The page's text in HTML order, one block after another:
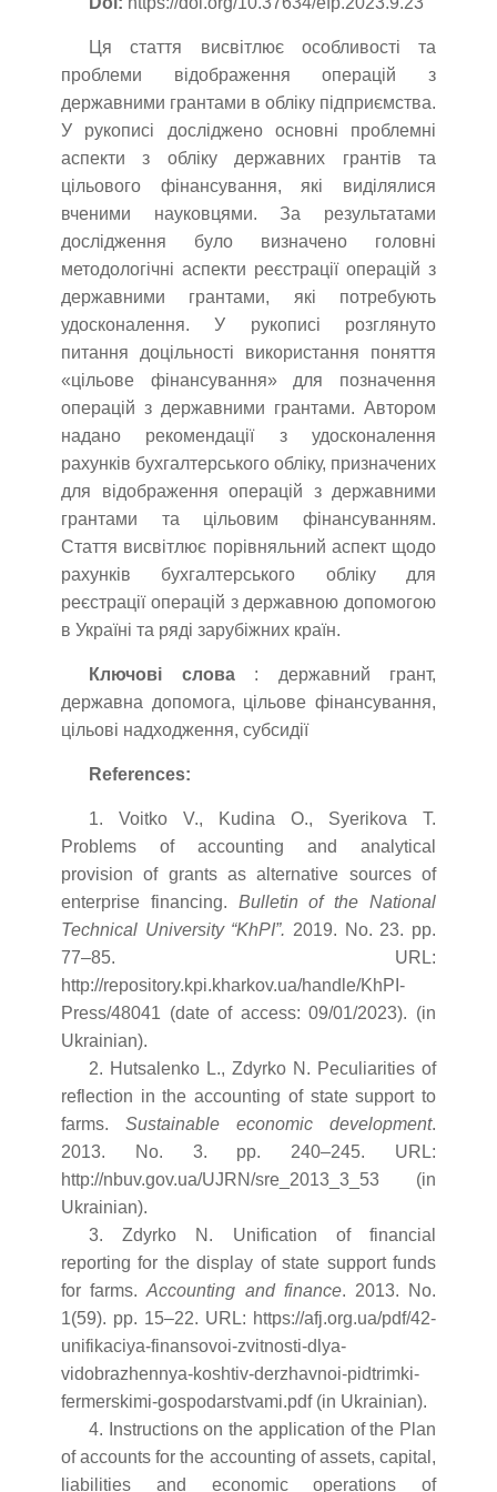
Ця стаття висвітлює особливості та
проблеми відображення операцій з
державними грантами в обліку підприємства.
У рукописі досліджено основні проблемні
аспекти з обліку державних грантів та
цільового фінансування, які виділялися
вченими науковцями. За результатами
дослідження було визначено головні
методологічні аспекти реєстрації операцій з
державними грантами, які потребують
удосконалення. У рукописі розглянуто
питання доцільності використання поняття
«цільове фінансування» для позначення
операцій з державними грантами. Автором
надано рекомендації з удосконалення
рахунків бухгалтерського обліку, призначених
для відображення операцій з державними
грантами та цільовим фінансуванням.
Стаття висвітлює порівняльний аспект щодо
рахунків бухгалтерського обліку для
реєстрації операцій з державною допомогою
в Україні та ряді зарубіжних країн.
Ключові слова: державний грант,
державна допомога, цільове фінансування,
цільові надходження, субсидії
References:
1. Voitko V., Kudina O., Syerikova T.
Problems of accounting and analytical
provision of grants as alternative sources of
enterprise financing. Bulletin of the National
Technical University “KhPI”. 2019. No. 23. pp.
77–85. URL:
http://repository.kpi.kharkov.ua/handle/KhPI-
Press/48041 (date of access: 09/01/2023). (in
Ukrainian).
2. Hutsalenko L., Zdyrko N. Peculiarities of
reflection in the accounting of state support to
farms. Sustainable economic development.
2013. No. 3. pp. 240–245. URL:
http://nbuv.gov.ua/UJRN/sre_2013_3_53 (in
Ukrainian).
3. Zdyrko N. Unification of financial
reporting for the display of state support funds
for farms.Accounting and finance. 2013. No.
1(59). pp. 15–22. URL: https://afj.org.ua/pdf/42-
unifikaciya-finansovoi-zvitnosti-dlya-
vidobrazhennya-koshtiv-derzhavnoi-pidtrimki-
fermerskimi-gospodarstvami.pdf (in Ukrainian).
4. Instructions on the application of the Plan
of accounts for the accounting of assets, capital,
liabilities and economic operations of